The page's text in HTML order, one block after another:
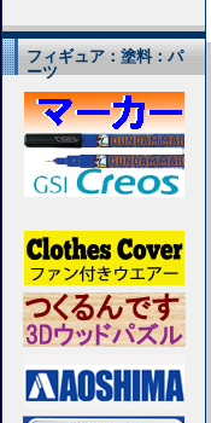
フィギュア：塗料：パ
ーツ